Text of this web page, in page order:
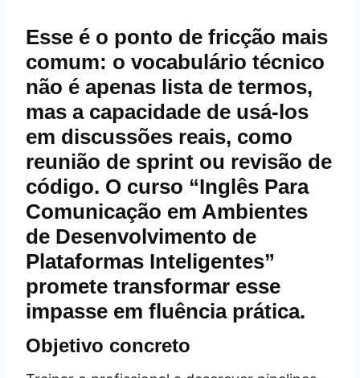
Esse é o ponto de fricção mais
comum: o vocabulário técnico
não é apenas lista de termos,
mas a capacidade de usá‑los
em discussões reais, como
reunião de sprint ou revisão de
código. O curso “Inglês Para
Comunicação em Ambientes
de Desenvolvimento de
Plataformas Inteligentes”
promete transformar esse
impasse em fluência prática.
Objetivo concreto